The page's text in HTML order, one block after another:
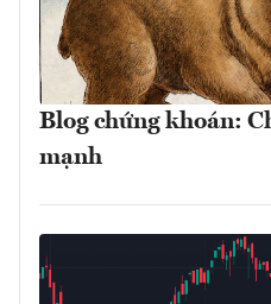
Blog chứng khoán:
mạnh